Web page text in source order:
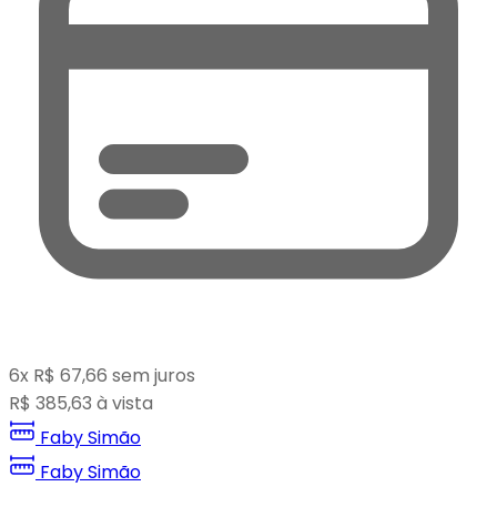
6x R$ 67,66 sem juros
R$ 385,63 à vista
Faby Simão
Faby Simão